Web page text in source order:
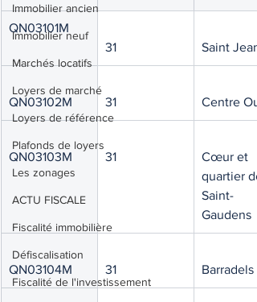
Immobilier ancien
Immobilier neuf
Marchés locatifs
Loyers de marché
Loyers de référence
Plafonds de loyers
Les zonages
ACTU FISCALE
Fiscalité immobilière
Défiscalisation
Fiscalité de l'investissement
QN03101M
31
Saint Jean
QN03102M 31 Centre
QN03103M 31
Cœur et
quartier
Saint-
Gaudens
QN03104M 31 Barradels